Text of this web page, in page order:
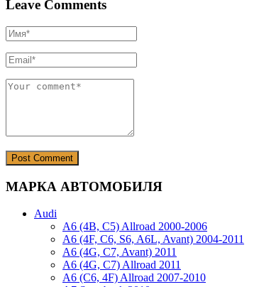
Leave Comments
МАРКА АВТОМОБИЛЯ
Audi
A6 (4B, C5) Allroad 2000-2006
A6 (4F, C6, S6, A6L, Avant) 2004-2011
A6 (4G, C7, Avant) 2011
A6 (4G, C7) Allroad 2011
A6 (C6, 4F) Allroad 2007-2010